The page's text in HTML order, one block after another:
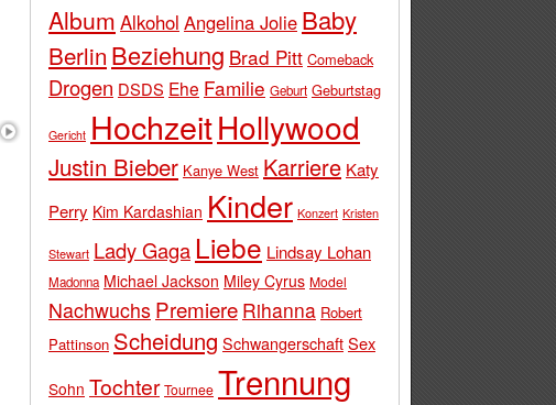
Album Alkohol Angelina Jolie Baby
Berlin Beziehung Brad Pitt Comeback
Drogen DSDS Ehe Familie Geburt Geburtstag
Gericht HochzeitHollywood
Justin Bieber Kanye West Karriere Katy
Perry Kim Kardashian Kinder Konzert Kristen
Stewart Lady Gaga Liebe Lindsay Lohan
Madonna Michael Jackson Miley Cyrus Model
Nachwuchs Premiere Rihanna Robert
Pattinson Scheidung SchwangerschaftSex
Sohn Tochter Tournee Trennung